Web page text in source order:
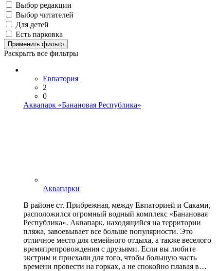
Выбор редакции
Выбор читателей
Для детей
Есть парковка
Применить фильтр
Раскрыть все фильтры
Евпатория
2
0
Аквапарк «Банановая Республика»
Аквапарки
В районе ст. Прибрежная, между Евпаторией и Саками,
расположился огромный водный комплекс «Банановая
Республика». Аквапарк, находящийся на территории
пляжа, завоевывает все больше популярности. Это
отличное место для семейного отдыха, а также веселого
времяпрепровождения с друзьями. Если вы любите
экстрим и приехали для того, чтобы большую часть
времени провести на горках, а не спокойно плавая в…